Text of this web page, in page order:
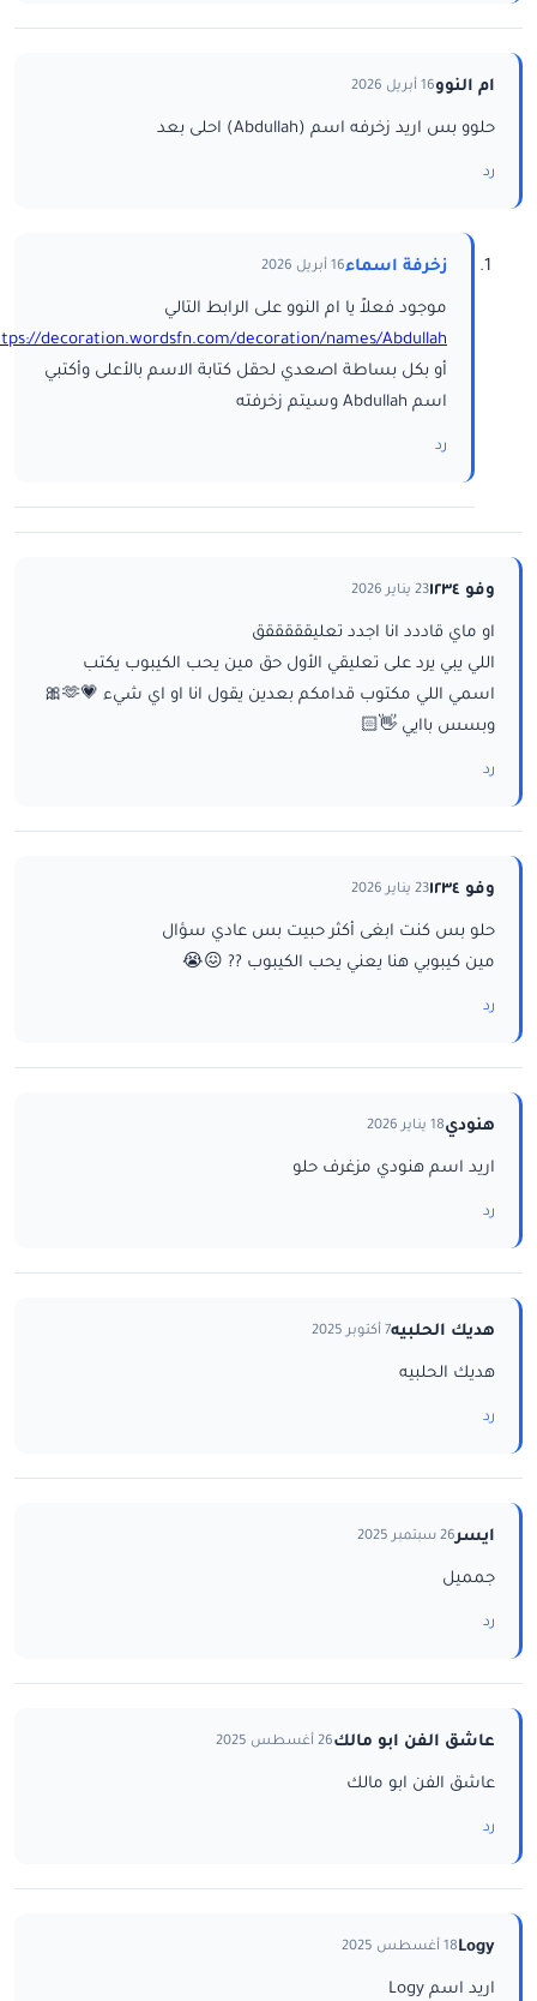
ام النوو16 أبريل 2026
حلوو بس اريد زخرفه اسم (Abdullah) احلى بعد
رد
زخرفة اسماء16 أبريل 2026
موجود فعلاً يا ام النوو على الرابط التالي
decoration.wordsfn.com/decoration/names/Abdullah/
أو بكل بساطة اصعدي لحقل كتابة الاسم بالأعلى وأكتبي
اسم Abdullah وسيتم زخرفته
رد
وفو ١٢٣٤ 23 يناير 2026
او ماي قاددد انا اجدد تعليقققققق
اللي يبي يرد على تعليقي الأول حق مين يحب الكيبوب يكتب
اسمي اللي مكتوب قدامكم بعدين يقول انا او اي شيء 💗🫶🎀
وبسس باايي 👋🏻
رد
وفو ١٢٣٤ 23 يناير 2026
حلو بس كنت ابغى أكثر حبيت بس عادي سؤال
مين كيبوبي هنا يعني يحب الكيبوب ?? 😖😭
رد
هنودي18 يناير 2026
اريد اسم هنودي مزغرف حلو
رد
هديك الحلبيه7 أكتوبر 2025
هديك الحلبيه
رد
ايسر26 سبتمبر 2025
جمميل
رد
عاشق الفن ابو مالك26 أغسطس 2025
عاشق الفن ابو مالك
رد
Logy18 أغسطس 2025
اريد اسم Logy